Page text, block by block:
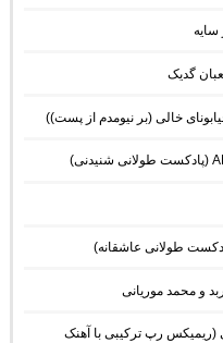
گدیک
خالی (بر نیومدم از پست))
(ریمیکس رپ ترکیبی با آهنک